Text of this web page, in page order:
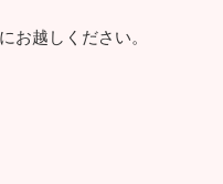
お越しください。